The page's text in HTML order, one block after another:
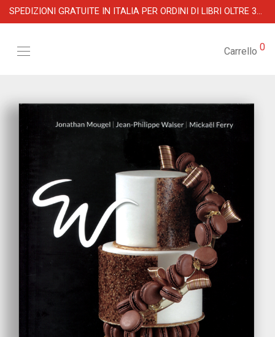
SPEDIZIONI GRATUITE IN ITALIA PER ORDINI DI LIBRI OLTRE 39 €
Carrello 0